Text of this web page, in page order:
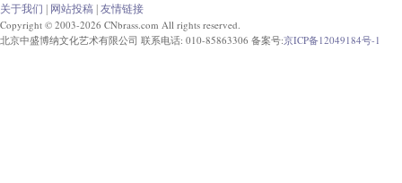
关于我们 网站投稿 友情链接
Copyright © 2003-2026 CNbrass.com All rights reserved.
北京中盛博纳文化艺术有限公司 联系电话: 010-85863306 备案号:京ICP备12049184号-1